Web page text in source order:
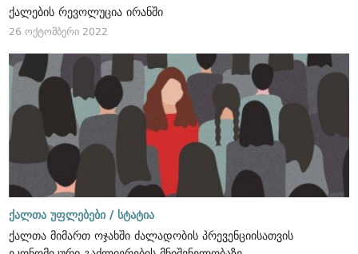
ქალების რევოლუცია ირანში
26 ოქტომბერი 2022
ქალთა უფლებები / სტატია
ქალთა მიმართ ოჯახში ძალადობის პრევენციისათვის